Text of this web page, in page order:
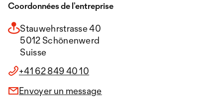
Coordonnées de l’entreprise
Stauwehrstrasse 40
5012 Schönenwerd
Suisse
+41 62 849 40 10
Envoyer un message